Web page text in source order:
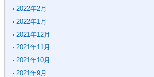
2022年2月
2022年1月
2021年12月
2021年11月
2021年10月
2021年9月